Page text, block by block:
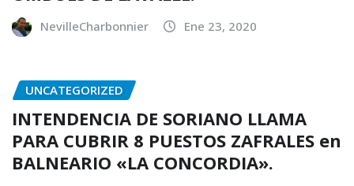
NevilleCharbonnier Ene 23, 2020
UNCATEGORIZED
INTENDENCIA DE SORIANO LLAMA
PARA CUBRIR 8 PUESTOS ZAFRALES en
BALNEARIO «LA CONCORDIA».